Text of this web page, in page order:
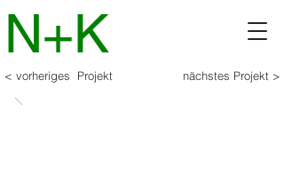
N+K
< vorheriges Projekt nächstes Projekt >